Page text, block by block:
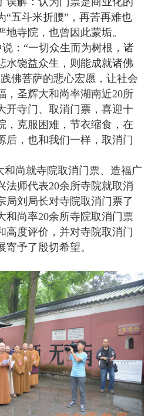
“五斗米折腰”，再苦再难也
寺院，也曾因此蒙垢。
说：“一切众生而为树根，诸
水饶益众生，则能成就诸佛
佛菩萨的悲心宏愿，让社会
，圣辉大和尚率湖南近20所
开寺门、取消门票，喜迎十
，克服困难，节衣缩食，在
后，也和我们一样，取消门
和尚就寺院取消门票、造福广
法师代表20余所寺院就取消
局刘局长对寺院取消门票了
和尚率20余所寺院取消门票
高度评价，并对寺院取消门
予了殷切希望。